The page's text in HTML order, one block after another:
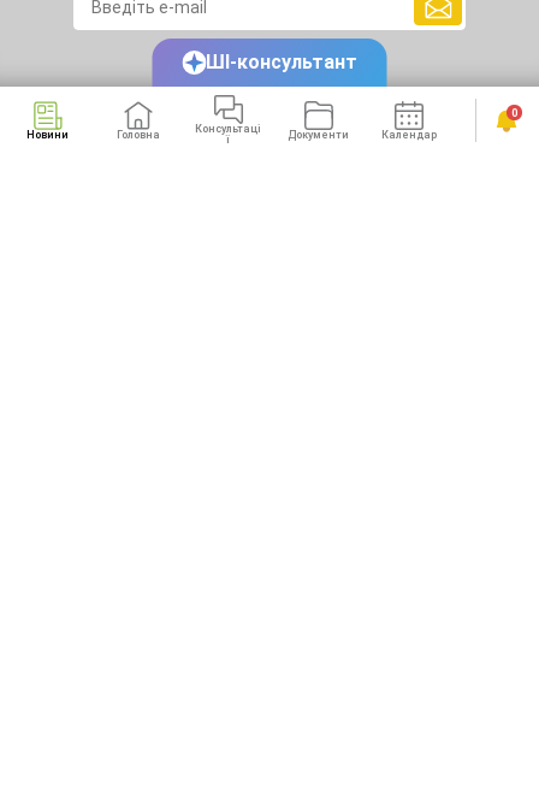
Новини Головна
Консультаці
ї
Документи Календар Сервіси
0
ШІ-консультант